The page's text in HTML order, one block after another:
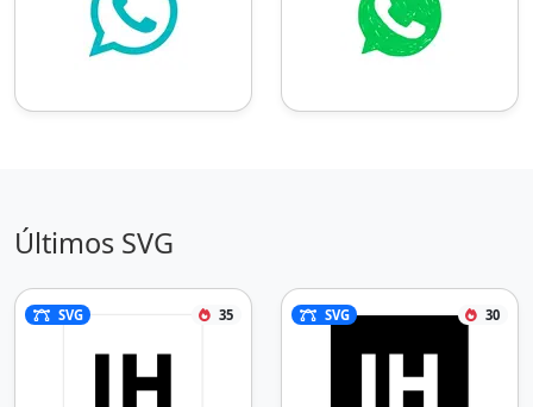
Últimos SVG
SVG 35 SVG 30